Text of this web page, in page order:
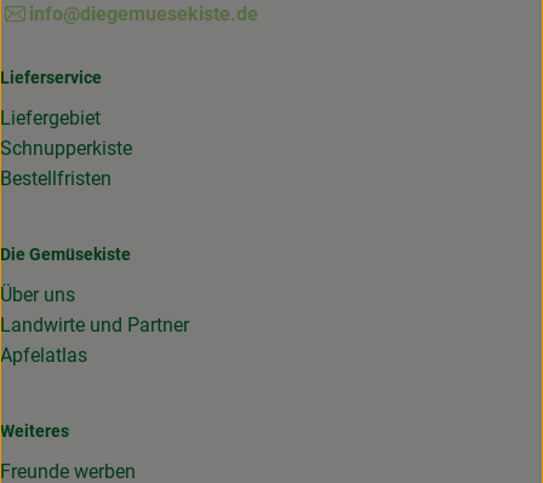
info@diegemuesekiste.de
Lieferservice
Liefergebiet
Schnupperkiste
Bestellfristen
Die Gemüsekiste
Über uns
Landwirte und Partner
Apfelatlas
Weiteres
Freunde werben